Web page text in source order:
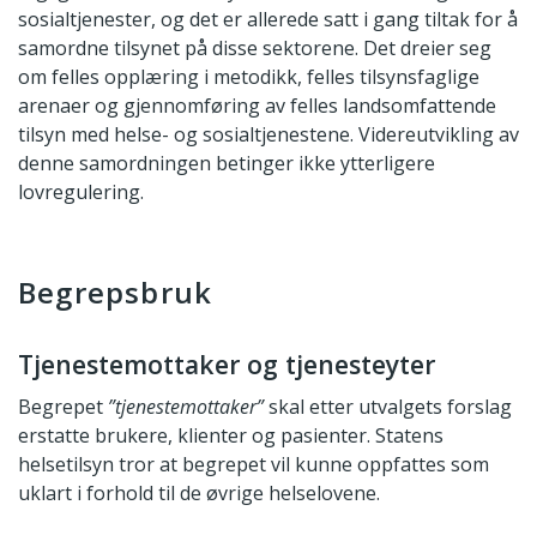
sosialtjenester, og det er allerede satt i gang tiltak for å
samordne tilsynet på disse sektorene. Det dreier seg
om felles opplæring i metodikk, felles tilsynsfaglige
arenaer og gjennomføring av felles landsomfattende
tilsyn med helse- og sosialtjenestene. Videreutvikling av
denne samordningen betinger ikke ytterligere
lovregulering.
Begrepsbruk
Tjenestemottaker og tjenesteyter
Begrepet ”tjenestemottaker”skal etter utvalgets forslag
erstatte brukere, klienter og pasienter. Statens
helsetilsyn tror at begrepet vil kunne oppfattes som
uklart i forhold til de øvrige helselovene.